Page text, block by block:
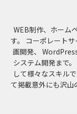
WEB制作、ホーム
す。
コーポレート
画開発、
システム開発まで。
して様々なスキル
て掲載意外にも沢